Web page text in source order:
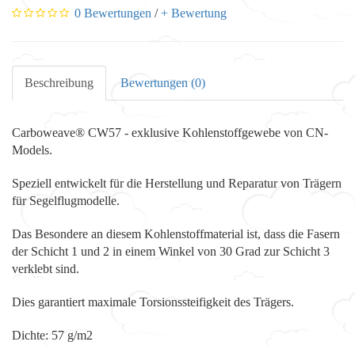
0 Bewertungen /+ Bewertung
Beschreibung Bewertungen (0)
Carboweave® CW57 - exklusive Kohlenstoffgewebe von CN-
Models.
Speziell entwickelt für die Herstellung und Reparatur von Trägern
für Segelflugmodelle.
Das Besondere an diesem Kohlenstoffmaterial ist, dass die Fasern
der Schicht 1 und 2 in einem Winkel von 30 Grad zur Schicht 3
verklebt sind.
Dies garantiert maximale Torsionssteifigkeit des Trägers.
Dichte: 57 g/m2